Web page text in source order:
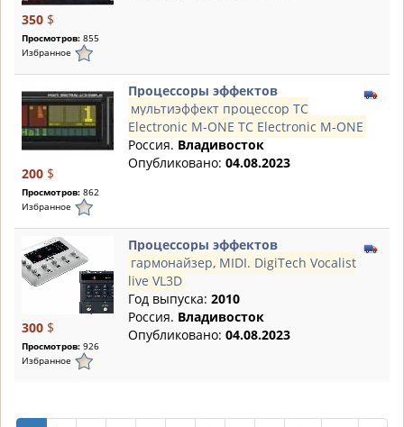
350 $
Просмотров: 855
Избранное
200 $
Просмотров: 862
Избранное
Процессоры эффектов
мультиэффект процессор TC
Electronic M-ONE TC Electronic M-ONE
Россия. Владивосток
Опубликовано: 04.08.2023
300 $
Просмотров: 926
Избранное
Процессоры эффектов
гармонайзер, MIDI. DigiTech Vocalist
live VL3D
Год выпуска: 2010
Россия. Владивосток
Опубликовано: 04.08.2023